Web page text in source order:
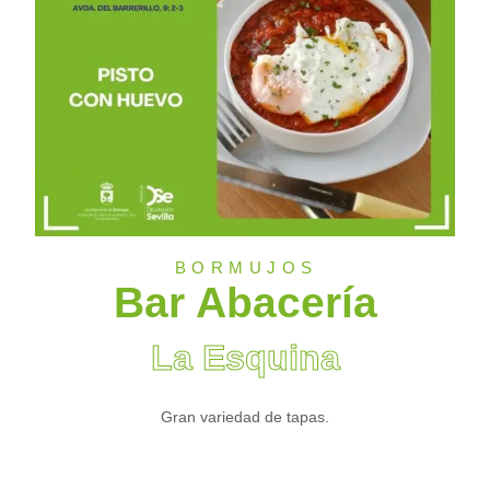
BORMUJOS
Bar Abacería
La Esquina
Gran variedad de tapas.